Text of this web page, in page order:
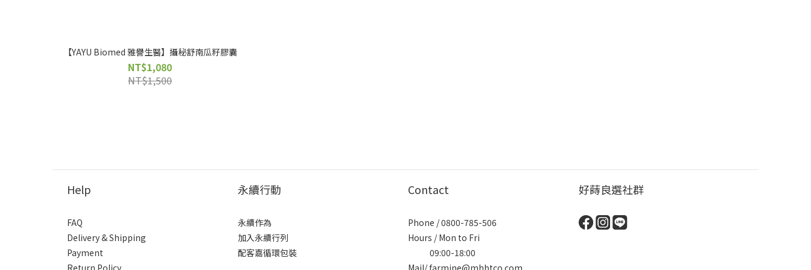
【YAYU Biomed 雅譽生醫】攝秘舒南瓜籽膠囊
NT$1,080
NT$1,500
Help
FAQ
Delivery & Shipping
Payment
Return Policy
永續行動
永續作為
加入永續行列
配客嘉循環包裝
Contact
Phone / 0800-785-506
Hours / Mon to Fri
09:00-18:00
Mail/ farmine@mhbtco.com
好蒔良選社群